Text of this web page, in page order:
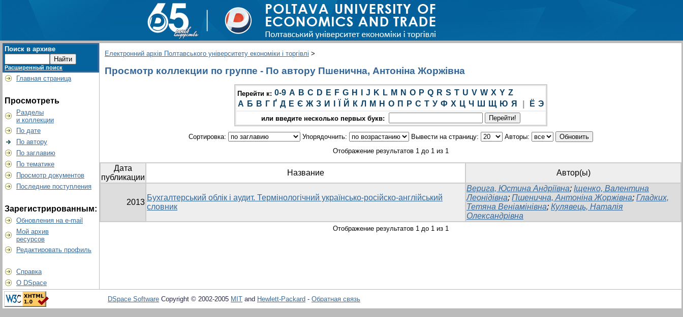
Поиск в архиве
Расширенный поиск
Главная страница
Просмотреть
Разделы
и коллекции
По дате
По автору
По заглавию
По тематике
Просмотр документов
Последние поступления
Зарегистрированным:
Обновления на e-mail
Мой архив
ресурсов
Редактировать профиль
Справка
О DSpace
Електронний архів Полтавського університету економіки і торгівлі >
Просмотр коллекции по группе - По автору Пшенична, Антоніна Жоржівна
Перейти к: 0-9 A B C D E F G H J K L M N O P Q R S T U V W X Y Z
А Б В Г Ґ Д Е Є Ж З И Й К Л М Н О П Р С Т У Ф Х Ц Ч Ш Щ Ю Я Ё Э
или введите несколько первых букв:
Сортировка: Упорядочнить: Вывести на страницу:
Авторы:
Отображение результатов 1 до 1 из 1
Дата
публикации
Название Автор(ы)
2013
Бухгалтерський облік і аудит. Термінологічний українсько-російско-англійський
словник
Верига, Юстина Андріївна; Іщенко, Валентина
Леонідівна; Пшенична, Антоніна Жоржівна; Гладких,
Тетяна Веніамінівна; Кулявець, Наталія
Олександрівна
Отображение результатов 1 до 1 из 1
DSpace Software Copyright © 2002-2005 MIT and Hewlett-Packard - Обратная связь